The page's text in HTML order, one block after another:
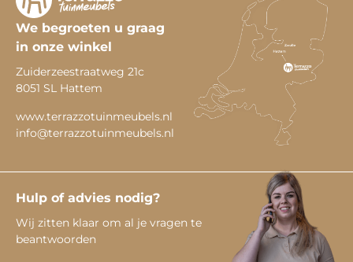
We begroeten u graag
in onze winkel
Zuiderzeestraatweg 21c
8051 SL Hattem
www.terrazzotuinmeubels.nl
info@terrazzotuinmeubels.nl
Hulp of advies nodig?
Wij zitten klaar om al je vragen te
beantwoorden